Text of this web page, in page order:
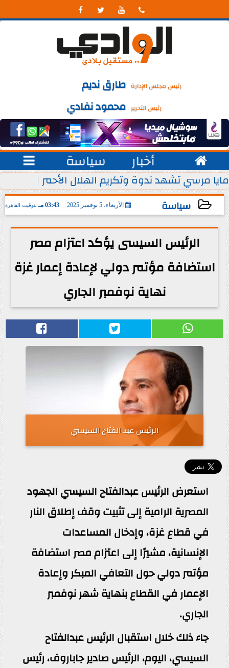
   
رئيس مجلس الإدارة طارق نديم
رئيس التحرير محمود نفادي
 أخبار سياسة 
يوليو من كل عام
مايا مرسي تشهد ندوة وتكريم الهلال الأحمر
سياسة الأربعاء، 5 نوفمبر 2025 03:43 مـ بتوقيت القاهرة
2025-11-05 15:43:36
الرئيس السيسى يؤكد اعتزام مصر
استضافة مؤتمر دولي لإعادة إعمار غزة
نهاية نوفمبر الجاري
الرئيس عبد الفتاح السيسي
استعرض الرئيس عبدالفتاح السيسي الجهود
المصرية الرامية إلى تثبيت وقف إطلاق النار
في قطاع غزة، وإدخال المساعدات
الإنسانية، مشيرًا إلى اعتزام مصر استضافة
مؤتمر دولي حول التعافي المبكر وإعادة
الإعمار في القطاع بنهاية شهر نوفمبر
الجاري.
جاء ذلك خلال استقبال الرئيس عبدالفتاح
السيسي، اليوم، الرئيس صادير جاباروف، رئيس